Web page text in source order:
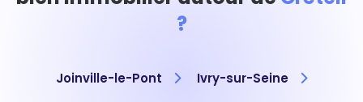
?
Joinville-le-Pont
Ivry-sur-Seine